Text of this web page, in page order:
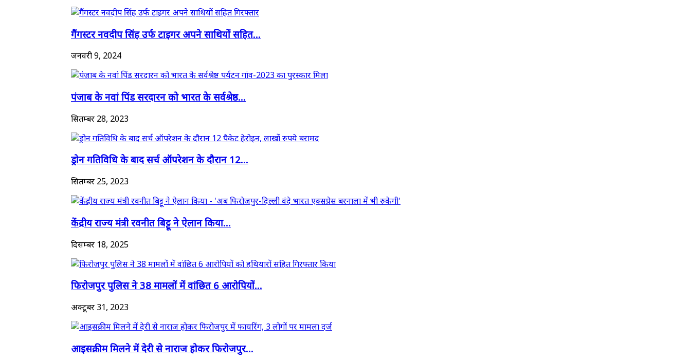
गैंगस्टर नवदीप सिंह उर्फ टाइगर अपने साथियों सहित...
जनवरी 9, 2024
पंजाब के नवां पिंड सरदारन को भारत के सर्वश्रेष्ठ...
सितम्बर 28, 2023
ड्रोन गतिविधि के बाद सर्च ऑपरेशन के दौरान 12...
सितम्बर 25, 2023
केंद्रीय राज्य मंत्री रवनीत बिट्टू ने ऐलान किया...
दिसम्बर 18, 2025
फिरोजपुर पुलिस ने 38 मामलों में वांछित 6 आरोपियों...
अक्टूबर 31, 2023
आइसक्रीम मिलने में देरी से नाराज होकर फिरोजपुर...